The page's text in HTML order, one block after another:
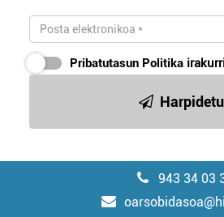
Pribatutasun Politika
Harpidetu
943 34 03